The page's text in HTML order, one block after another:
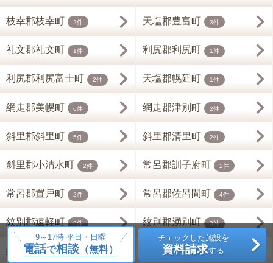
9～17時 平日・日曜
電話で相談（無料）
チェックした施設を
資料請求する
枝幸郡枝幸町 2件 天塩郡豊富町 3件
礼文郡礼文町 1件 利尻郡利尻町 1件
利尻郡利尻富士町 2件 天塩郡幌延町 1件
網走郡美幌町 6件 網走郡津別町 2件
斜里郡斜里町 5件 斜里郡清里町 2件
斜里郡小清水町 2件 常呂郡訓子府町 2件
常呂郡置戸町 2件 常呂郡佐呂間町 4件
紋別郡遠軽町 8件 紋別郡湧別町 3件
紋別郡滝上町 1件 紋別郡西興部村 1件